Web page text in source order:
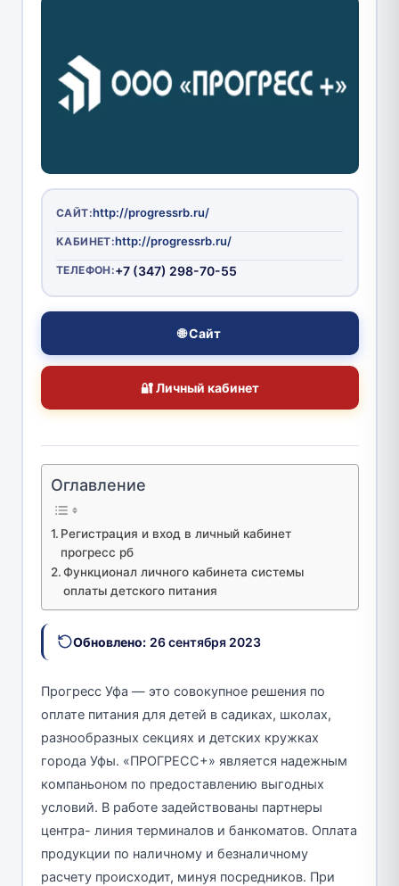
САЙТ:http://progressrb.ru/
КАБИНЕТ:http://progressrb.ru/
ТЕЛЕФОН:+7 (347) 298-70-55
🌐 Сайт
🔐 Личный кабинет
Оглавление
Регистрация и вход в личный кабинет
прогресс рб
Функционал личного кабинета системы
оплаты детского питания
Обновлено: 26 сентября 2023
Прогресс Уфa — это совокупное решения по
оплате питания для детей в садиках, школах,
разнообразных секциях и детских кружках
города Уфы. «ПРОГРЕСС+» является надежным
компаньоном по предоставлению выгодных
условий. В работе задействованы партнеры
центра- линия терминалов и банкоматов. Оплата
продукции по наличному и безналичному
расчету происходит, минуя посредников. При